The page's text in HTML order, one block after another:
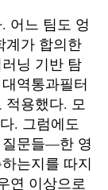
어느 팀도 엉
계가 합의한
닝 기반 탐
역통과필터
용했다. 모
. 그럼에도
질문들—한 영
는지를 따지
연 이상으로